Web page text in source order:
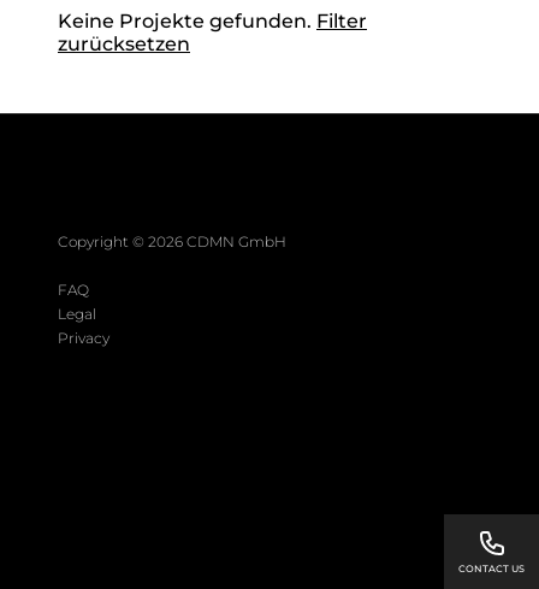
Keine Projekte gefunden. Filter
zurücksetzen
Copyright © 2026 CDMN GmbH
FAQ
Legal
Privacy
CONTACT US